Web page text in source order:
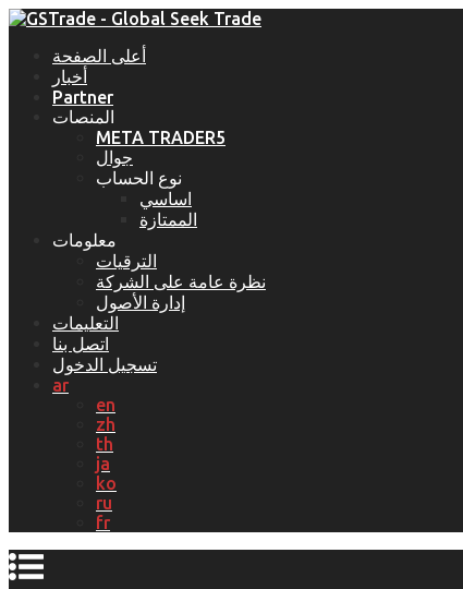
أعلى الصفحة
أخبار
Partner
المنصات
META TRADER5
جوال
نوع الحساب
اساسي
الممتازة
معلومات
الترقيات
نظرة عامة على الشركة
إدارة الأصول
التعليمات
اتصل بنا
تسجيل الدخول
ar
en
zh
th
ja
ko
ru
fr